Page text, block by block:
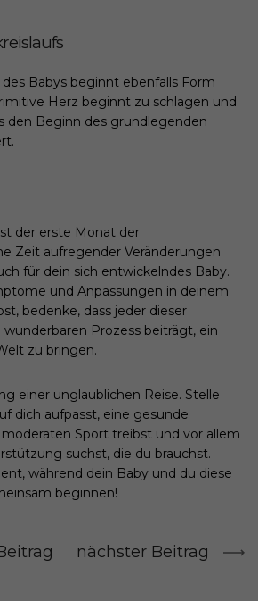
Babys beginnt ebenfalls Form
Herz beginnt zu schlagen und
den Beginn des grundlegenden
der erste Monat der
Zeit aufregender Veränderungen
für dein sich entwickelndes Baby.
und Anpassungen in deinem
bedenke, dass jeder dieser
Prozess beiträgt, ein
zu bringen.
einer unglaublichen Reise. Stelle
dich aufpasst, eine gesunde
Sport treibst und vor allem
suchst, die du brauchst.
während dein Baby und du diese
beginnen!
nächster Beitrag